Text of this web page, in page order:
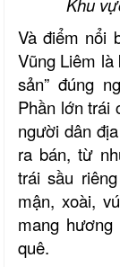
Và điểm nổi
Vũng Liêm là
sản” đúng
Phần lớn trái
người dân
ra bán, từ
trái sầu
mận, xoài,
mang
quê.